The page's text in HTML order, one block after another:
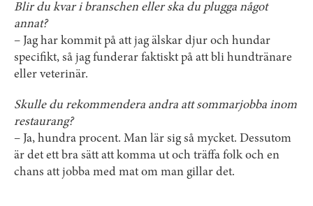
Blir du kvar i branschen eller ska du plugga något
annat?
– Jag har kommit på att jag älskar djur och hundar
specifikt, så jag funderar faktiskt på att bli hundtränare
eller veterinär.
Skulle du rekommendera andra att sommarjobba inom
restaurang?
– Ja, hundra procent. Man lär sig så mycket. Dessutom
är det ett bra sätt att komma ut och träffa folk och en
chans att jobba med mat om man gillar det.